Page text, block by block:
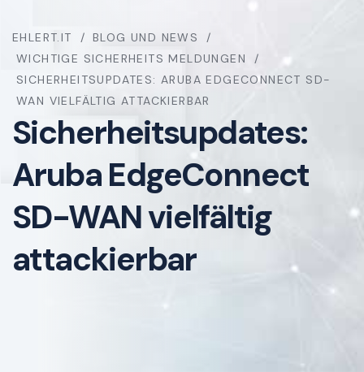
EHLERT.IT
BLOG UND NEWS
WICHTIGE SICHERHEITS MELDUNGEN
SICHERHEITSUPDATES: ARUBA EDGECONNECT SD-
WAN VIELFÄLTIG ATTACKIERBAR
Sicherheitsupdates:
Aruba EdgeConnect
SD-WAN vielfältig
attackierbar